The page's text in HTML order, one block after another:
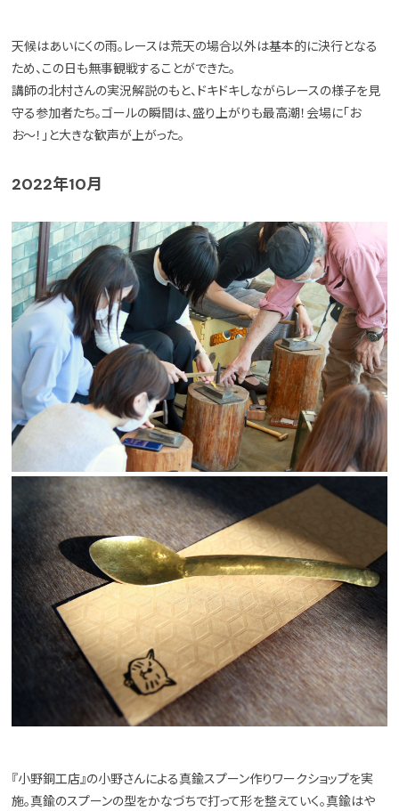
天候はあいにくの雨。レースは荒天の場合以外は基本的に決行となる
ため、この日も無事観戦することができた。
講師の北村さんの実況解説のもと、ドキドキしながらレースの様子を見
守る参加者たち。ゴールの瞬間は、盛り上がりも最高潮！会場に「お
お〜！」と大きな歓声が上がった。
2022年10月
『小野銅工店』の小野さんによる真鍮スプーン作りワークショップを実
施。真鍮のスプーンの型をかなづちで打って形を整えていく。真鍮はや